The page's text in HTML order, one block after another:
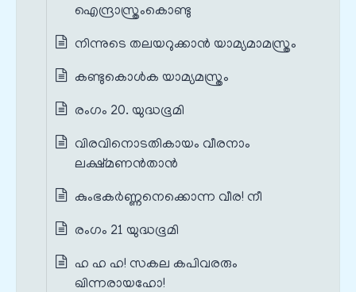
ഐന്ദ്രാസ്ത്രംകൊണ്ടു
നിന്നുടെ തലയറുക്കാൻ യാമ്യമാമസ്ത്രം
കണ്ടുകൊൾക യാമ്യമസ്ത്രം
രംഗം 20. യുദ്ധഭൂമി
വിരവിനൊടതികായം വീരനാം
ലക്ഷ്മണൻതാൻ
കുംഭകർണ്ണനെക്കൊന്ന വീര! നീ
രംഗം 21 യുദ്ധഭൂമി
ഹ ഹ ഹ! സകല കപിവരരും
ഖിന്നരായഹോ!